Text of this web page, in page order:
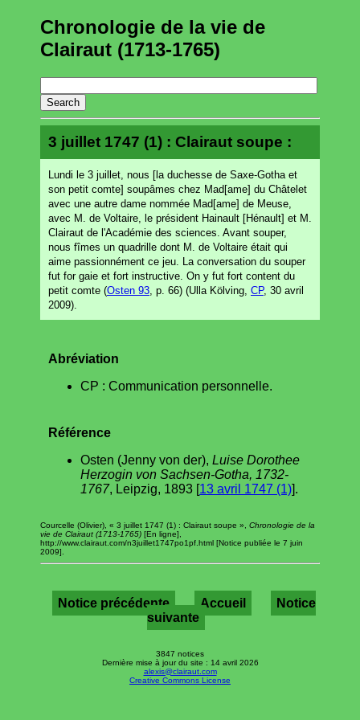
Chronologie de la vie de
Clairaut (1713-1765)
3 juillet 1747 (1) : Clairaut soupe :
Lundi le 3 juillet, nous [la duchesse de Saxe-Gotha et
son petit comte] soupâmes chez Mad[ame] du Châtelet
avec une autre dame nommée Mad[ame] de Meuse,
avec M. de Voltaire, le président Hainault [Hénault] et M.
Clairaut de l'Académie des sciences. Avant souper,
nous fîmes un quadrille dont M. de Voltaire était qui
aime passionnément ce jeu. La conversation du souper
fut for gaie et fort instructive. On y fut fort content du
petit comte (Osten 93 , p. 66) (Ulla Kölving, CP, 30 avril
2009).
Abréviation
CP : Communication personnelle.
Référence
Osten (Jenny von der), Luise Dorothee
Herzogin von Sachsen-Gotha, 1732-
1767, Leipzig, 1893 [13 avril 1747 (1)].
Courcelle (Olivier), « 3 juillet 1747 (1) : Clairaut soupe », Chronologie de la
vie de Clairaut (1713-1765) [En ligne],
http://www.clairaut.com/n3juillet1747po1pf.html [Notice publiée le 7 juin
2009].
Notice précédente Accueil
Notice
suivante
3847 notices
Dernière mise à jour du site : 14 avril 2026
alexis@clairaut.com
Creative Commons License